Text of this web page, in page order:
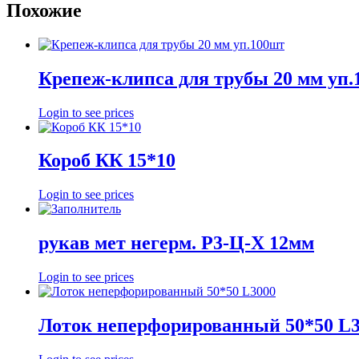
Похожие
Крепеж-клипса для трубы 20 мм
Login to see prices
Короб КК 15*10
Login to see prices
рукав мет негерм. Р3-Ц-Х 12мм
Login to see prices
Лоток неперфорированный 50*50